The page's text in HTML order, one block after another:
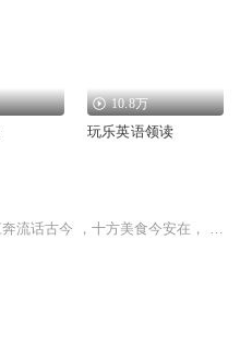
10.8万
玩乐英语领读